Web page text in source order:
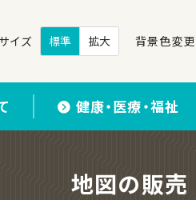
イズ 標準 拡大 背景色変更
健康・医療・福祉
地図の販売